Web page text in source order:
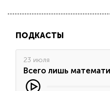
ПОДКАСТЫ
23 июля
Всего лишь